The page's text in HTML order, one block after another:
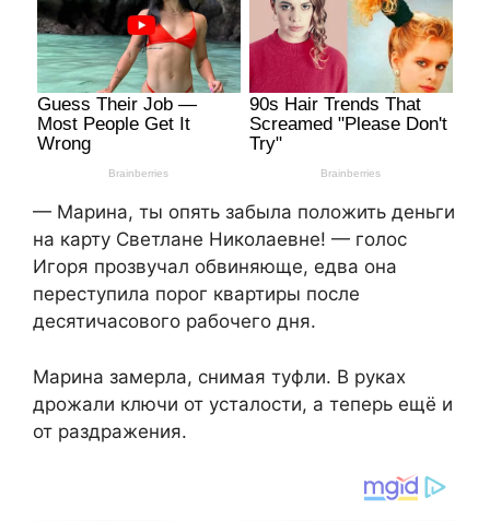
— Марина, ты опять забыла положить деньги
на карту Светлане Николаевне! — голос
Игоря прозвучал обвиняюще, едва она
переступила порог квартиры после
десятичасового рабочего дня.
Марина замерла, снимая туфли. В руках
дрожали ключи от усталости, а теперь ещё и
от раздражения.